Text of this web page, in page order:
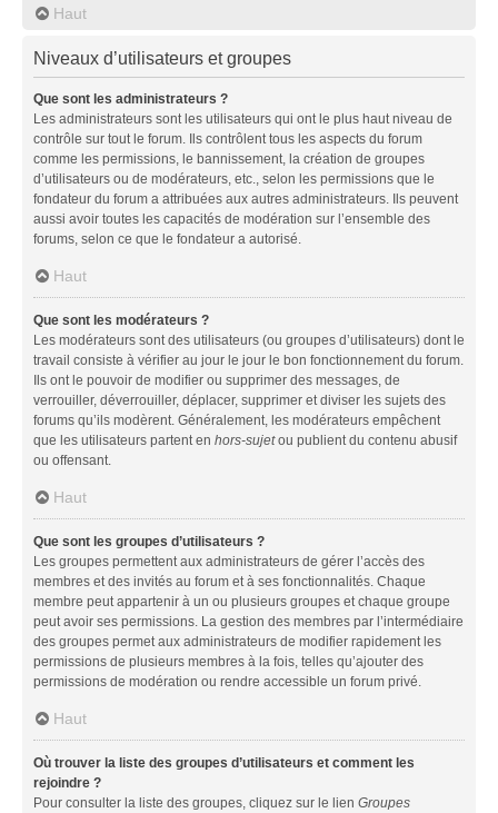
Haut
Niveaux d’utilisateurs et groupes
Que sont les administrateurs ?
Les administrateurs sont les utilisateurs qui ont le plus haut niveau de
contrôle sur tout le forum. Ils contrôlent tous les aspects du forum
comme les permissions, le bannissement, la création de groupes
d’utilisateurs ou de modérateurs, etc., selon les permissions que le
fondateur du forum a attribuées aux autres administrateurs. Ils peuvent
aussi avoir toutes les capacités de modération sur l’ensemble des
forums, selon ce que le fondateur a autorisé.
Haut
Que sont les modérateurs ?
Les modérateurs sont des utilisateurs (ou groupes d’utilisateurs) dont le
travail consiste à vérifier au jour le jour le bon fonctionnement du forum.
Ils ont le pouvoir de modifier ou supprimer des messages, de
verrouiller, déverrouiller, déplacer, supprimer et diviser les sujets des
forums qu’ils modèrent. Généralement, les modérateurs empêchent
que les utilisateurs partent en hors-sujetou publient du contenu abusif
ou offensant.
Haut
Que sont les groupes d’utilisateurs ?
Les groupes permettent aux administrateurs de gérer l’accès des
membres et des invités au forum et à ses fonctionnalités. Chaque
membre peut appartenir à un ou plusieurs groupes et chaque groupe
peut avoir ses permissions. La gestion des membres par l’intermédiaire
des groupes permet aux administrateurs de modifier rapidement les
permissions de plusieurs membres à la fois, telles qu’ajouter des
permissions de modération ou rendre accessible un forum privé.
Haut
Où trouver la liste des groupes d’utilisateurs et comment les
rejoindre ?
Pour consulter la liste des groupes, cliquez sur le lien Groupes